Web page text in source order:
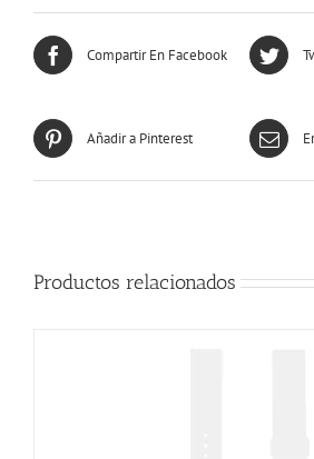
Compartir En Facebook
Añadir a Pinterest
Productos relacionados